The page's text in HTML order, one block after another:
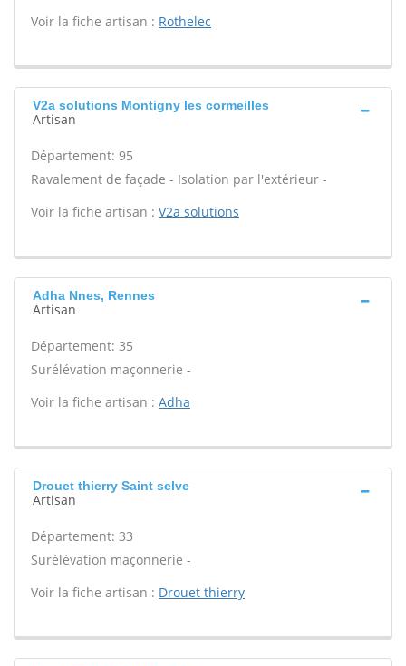
Voir la fiche artisan : Rothelec
V2a solutions Montigny les cormeilles
Artisan
Département: 95
Ravalement de façade - Isolation par l'extérieur -
Voir la fiche artisan : V2a solutions
Adha Nnes, Rennes
Artisan
Département: 35
Surélévation maçonnerie -
Voir la fiche artisan : Adha
Drouet thierry Saint selve
Artisan
Département: 33
Surélévation maçonnerie -
Voir la fiche artisan : Drouet thierry